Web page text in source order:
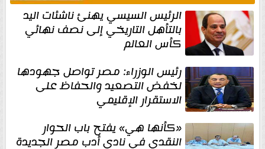
الرئيس السيسي يهنئ ناشئات اليد
بالتأهل التاريخي إلى نصف نهائي
كأس العالم
رئيس الوزراء: مصر تواصل جهودها
لخفض التصعيد والحفاظ على
الاستقرار الإقليمي
«كأنها هي» يفتح باب الحوار
النقدي في نادي أدب مصر الجديدة